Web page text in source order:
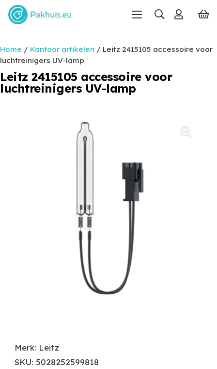
Home / Kantoor artikelen / Leitz 2415105 accessoire voor
luchtreinigers UV-lamp
Leitz 2415105 accessoire voor
luchtreinigers UV-lamp
Merk: Leitz
SKU: 5028252599818